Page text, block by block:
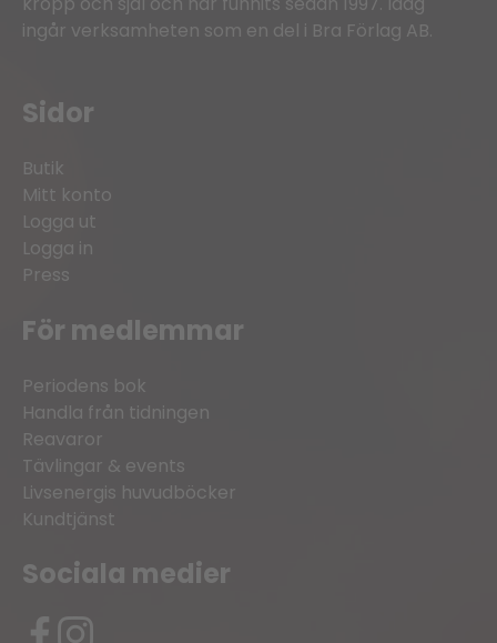
ingår verksamheten som en del i Bra Förlag AB.
Sidor
Butik
Mitt konto
Logga ut
Logga in
Press
För medlemmar
Periodens bok
Handla från tidningen
Reavaror
Tävlingar & events
Livsenergis huvudböcker
Kundtjänst
Sociala medier